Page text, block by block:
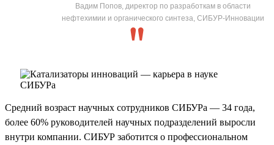
Вадим Попов, директор по разработкам в области
нефтехимии и органического синтеза, СИБУР-Инновации
Средний возраст научных сотрудников СИБУРа — 34 года,
более 60% руководителей научных подразделений выросли
внутри компании. СИБУР заботится о профессиональном